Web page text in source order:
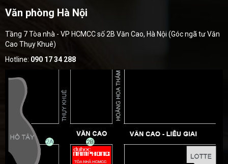
Văn phòng Hà Nội
Tầng 7 Tòa nhà - VP HCMCC số 2B Văn Cao, Hà Nội (Góc ngã tư Văn
Cao Thụy Khuê)
Hotline: 090 17 34 288